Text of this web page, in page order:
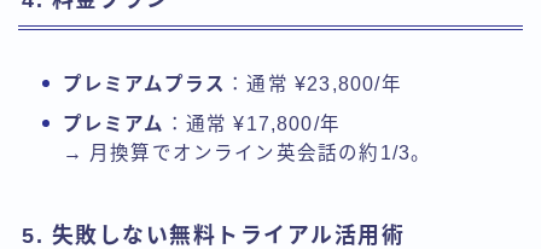
プレミアムプラス ：通常 ¥23,800/年
プレミアム ：通常 ¥17,800/年
→ 月換算でオンライン英会話の約1/3。
5. 失敗しない無料トライアル活用術